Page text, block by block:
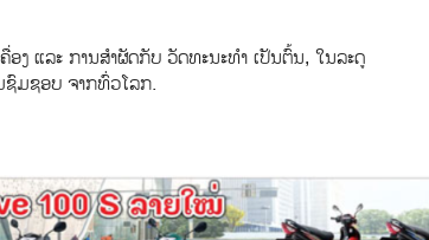
ງ ແລະ​ ການ​ສຳ​ຜັດ​ກັບ​ ວັດ​ທະ​ນະ​ທຳ ເປັນ​ຕົ້ນ, ໃນ​ລະ​ດູ​
ຊົມ​ຊອບ ຈາກ​ທົ່ວໂລກ.